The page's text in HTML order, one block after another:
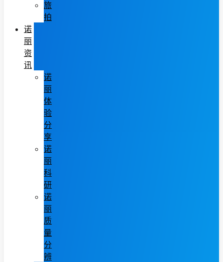
旅
拍
诺
丽
资
讯
诺
丽
体
验
分
享
诺
丽
科
研
诺
丽
质
量
分
辨